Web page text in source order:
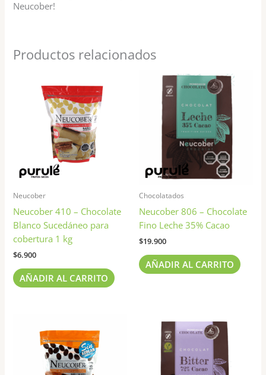
Neucober!
Productos relacionados
Neucober
Neucober 410 – Chocolate
Blanco Sucedáneo para
cobertura 1 kg
$6.900
AÑADIR AL CARRITO
Chocolatados
Neucober 806 – Chocolate
Fino Leche 35% Cacao
$19.900
AÑADIR AL CARRITO